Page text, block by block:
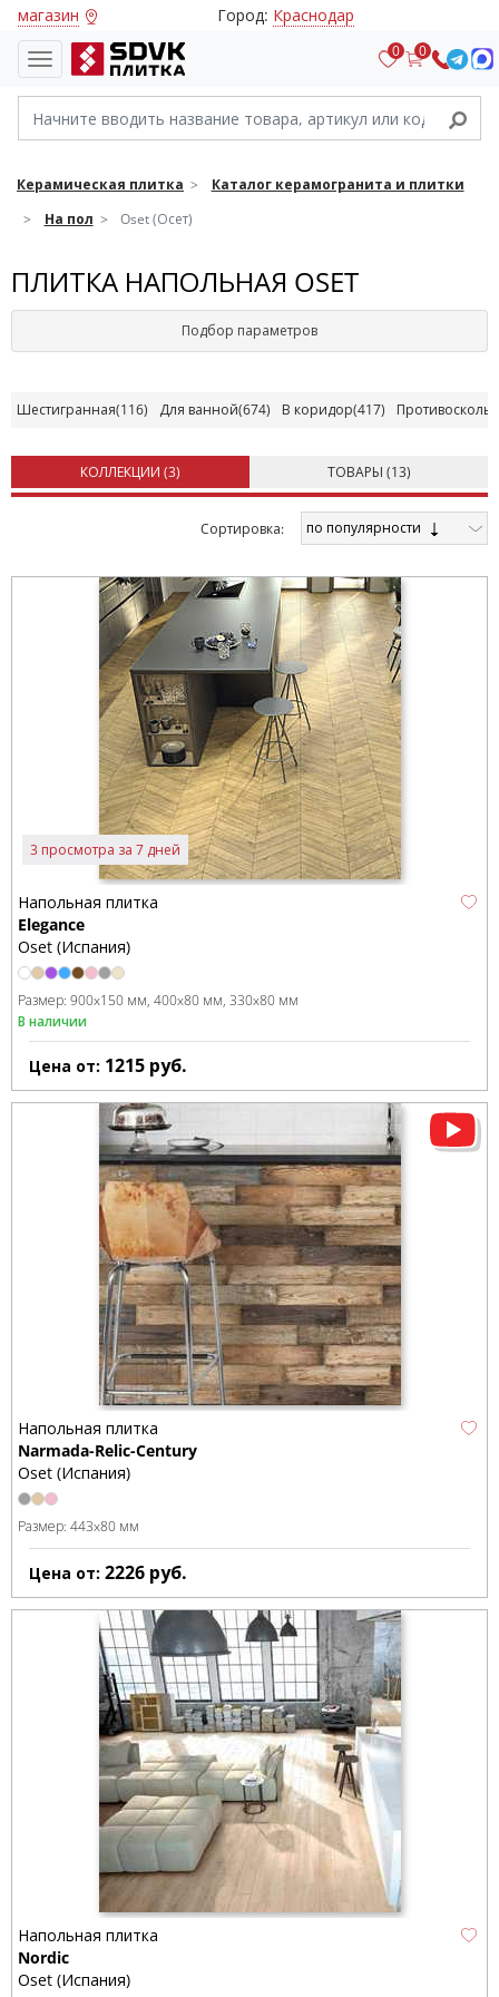
магазин Город: Краснодар
0 0
Керамическая плитка
Каталог керамогранита и плитки
На пол
Oset (Осет)
ПЛИТКА НАПОЛЬНАЯ OSET
Подбор параметров
Шестигранная(116) Для ванной(674) В коридор(417)
КОЛЛЕКЦИИ (3) ТОВАРЫ (13)
Cортировка: по популярности
3 просмотра за 7 дней
Напольная плитка
Elegance
Oset (Испания)
Размер: 900x150 мм 400x80 мм 330x80 мм
В наличии
Цена от: 1215 руб.
Напольная плитка
Narmada-Relic-Century
Oset (Испания)
Размер: 443x80 мм
Цена от: 2226 руб.
Напольная плитка
Nordic
Oset (Испания)